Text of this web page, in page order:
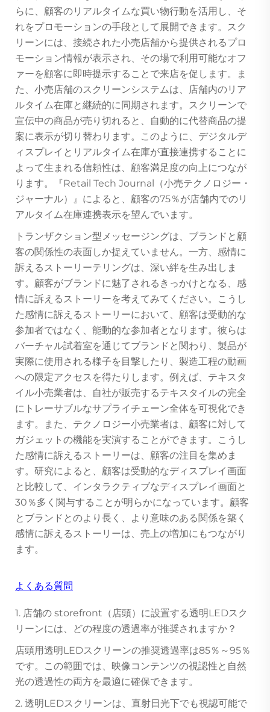
らに、顧客のリアルタイムな買い物行動を活用し、そ
れをプロモーションの手段として展開できます。スク
リーンには、接続された小売店舗から提供されるプロ
モーション情報が表示され、その場で利用可能なオフ
ァーを顧客に即時提示することで来店を促します。ま
た、小売店舗のスクリーンシステムは、店舗内のリア
ルタイム在庫と継続的に同期されます。スクリーンで
宣伝中の商品が売り切れると、自動的に代替商品の提
案に表示が切り替わります。このように、デジタルデ
ィスプレイとリアルタイム在庫が直接連携することに
よって生まれる信頼性は、顧客満足度の向上につなが
ります。『Retail Tech Journal（小売テクノロジー・
ジャーナル）』によると、顧客の75％が店舗内でのリ
アルタイム在庫連携表示を望んでいます。
トランザクション型メッセージングは、ブランドと顧
客の関係性の表面しか捉えていません。一方、感情に
訴えるストーリーテリングは、深い絆を生み出しま
す。顧客がブランドに魅了されるきっかけとなる、感
情に訴えるストーリーを考えてみてください。こうし
た感情に訴えるストーリーにおいて、顧客は受動的な
参加者ではなく、能動的な参加者となります。彼らは
バーチャル試着室を通じてブランドと関わり、製品が
実際に使用される様子を目撃したり、製造工程の動画
への限定アクセスを得たりします。例えば、テキスタ
イル小売業者は、自社が販売するテキスタイルの完全
にトレーサブルなサプライチェーン全体を可視化でき
ます。また、テクノロジー小売業者は、顧客に対して
ガジェットの機能を実演することができます。こうし
た感情に訴えるストーリーは、顧客の注目を集めま
す。研究によると、顧客は受動的なディスプレイ画面
と比較して、インタラクティブなディスプレイ画面と
30％多く関与することが明らかになっています。顧客
とブランドとのより長く、より意味のある関係を築く
感情に訴えるストーリーは、売上の増加にもつながり
ます。
よくある質問
1. 店舗の storefront（店頭）に設置する透明LEDスク
リーンには、どの程度の透過率が推奨されますか？
店頭用透明LEDスクリーンの推奨透過率は85％～95％
です。この範囲では、映像コンテンツの視認性と自然
光の透過性の両方を最適に確保できます。
2. 透明LEDスクリーンは、直射日光下でも視認可能で